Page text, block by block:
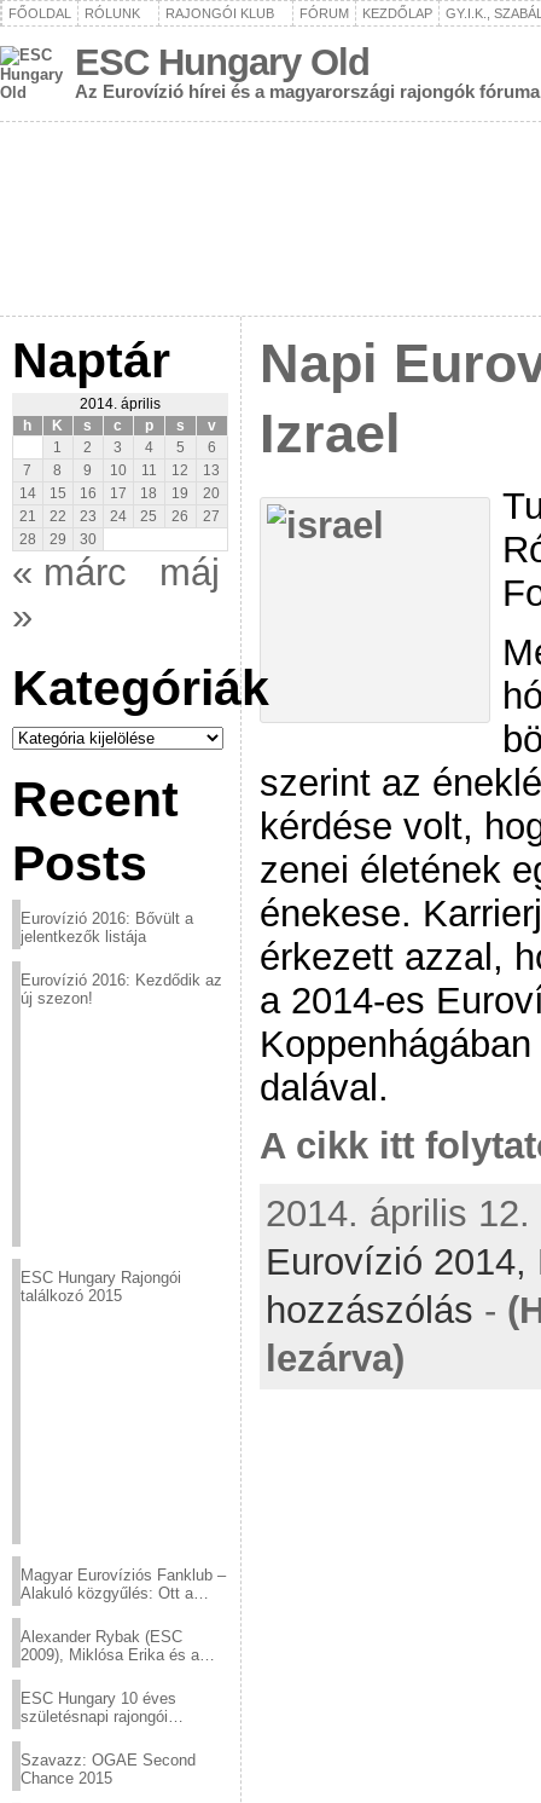
FŐOLDAL RÓLUNK RAJONGÓI KLUB FÓRUM KEZDŐLAP GY.I.K.,
ESC Hungary Old
Az Eurovízió hírei és a magyarországi rajongók fóruma
Naptár
2014. április
h
K s c p s
v
1
2 3 4 5
6
7
8 9 10 11 12
13
14
15 16 17 18 19
20
21
22 23 24 25 26
27
28
29 30
« márc
máj
»
Kategóriák
Kategóriák
Recent
Posts
Eurovízió 2016: Bővült a
jelentkezők listája
Eurovízió 2016: Kezdődik az
új szezon!
ESC Hungary Rajongói
találkozó 2015
Magyar Eurovíziós Fanklub –
Alakuló közgyűlés: Ott a
Alexander Rybak (ESC
2009), Miklósa Erika és a
sztárjai a Margitszigeten
ESC Hungary 10 éves
születésnapi rajongói
Szavazz: OGAE Second
Chance 2015
Napi
Izrael
szerint az
kérdése volt,
zenei életének
énekese.
érkezett azzal,
a 2014-es
dalával.
A cikk itt
2014. április
Eurovízió 2014,
hozzászólás -
lezárva)